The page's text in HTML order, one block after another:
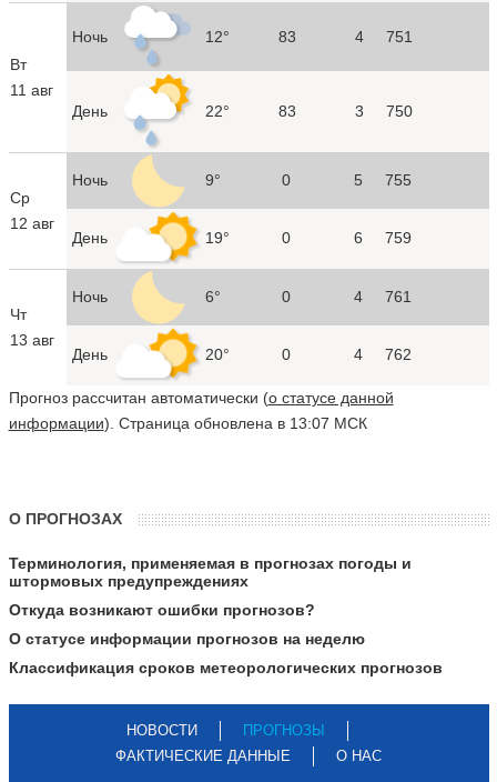
Вт
11 авг
Ночь 12° 83 4 751
День 22° 83 3 750
Ср
12 авг
Ночь 9° 0 5 755
День 19° 0 6 759
Чт
13 авг
Ночь 6° 0 4 761
День 20° 0 4 762
Прогноз рассчитан автоматически (о статусе данной
информации). Страница обновлена в 13:07 МСК
О ПРОГНОЗАХ
Терминология, применяемая в прогнозах погоды и
штормовых предупреждениях
Откуда возникают ошибки прогнозов?
О статусе информации прогнозов на неделю
Классификация сроков метеорологических прогнозов
НОВОСТИ
ПРОГНОЗЫ
ФАКТИЧЕСКИЕ ДАННЫЕ
О НАС